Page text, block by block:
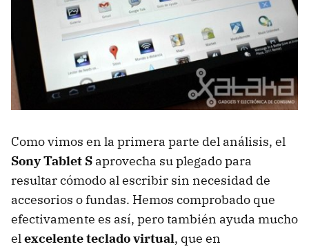
Como vimos en la primera parte del análisis, el
Sony Tablet S aprovecha su plegado para
resultar cómodo al escribir sin necesidad de
accesorios o fundas. Hemos comprobado que
efectivamente es así, pero también ayuda mucho
elexcelente teclado virtual, que en